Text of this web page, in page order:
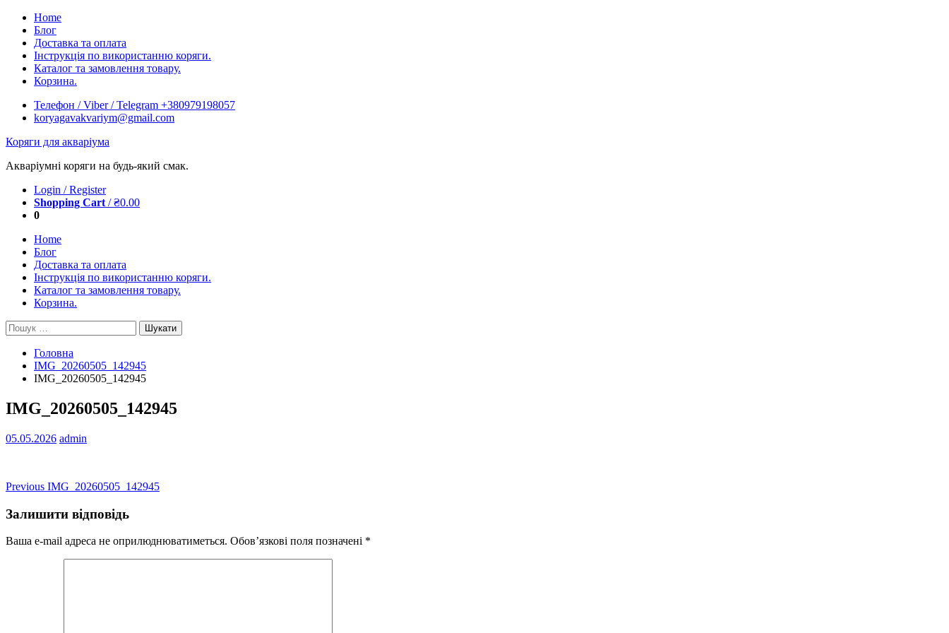
Skip
content
Home
Блог
Доставка та оплата
Інструкція по використанню коряги.
Каталог та замовлення товару.
Корзина.
Телефон / Viber / Telegram +380979198057
koryagavakvariym@gmail.com
Коряги для акваріума
Акваріумні коряги на будь-який смак.
Login / Register
Shopping Cart /₴0.00
0
Home
Блог
Доставка та оплата
Інструкція по використанню коряги.
Каталог та замовлення товару.
Корзина.
Пошук:
Головна
IMG_20260505_142945
IMG_20260505_142945
IMG_20260505_142945
05.05.2026 admin
Навігація
записів
Previous Previous
IMG_20260505_142945
Залишити відповідь
Ваша e-mail адреса не оприлюднюватиметься. Обов’язкові поля позначені *